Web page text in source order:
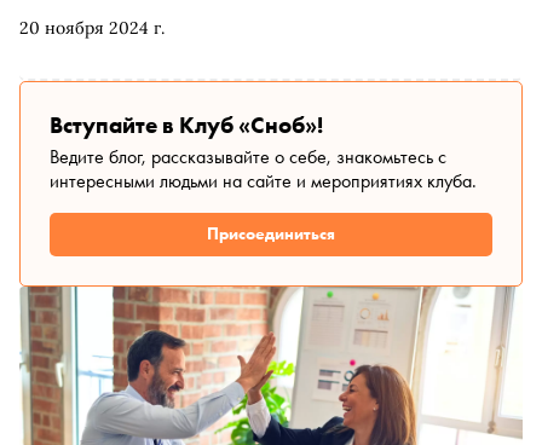
20 ноября 2024 г.
поддерживать стабильность и развивать свои компании в
ускоряющейся цифровизации и новых вызовов для
бизнеса
Вступайте в Клуб «Сноб»!
Ведите блог, рассказывайте о себе, знакомьтесь с
интересными людьми на сайте и мероприятиях клуба.
Присоединиться